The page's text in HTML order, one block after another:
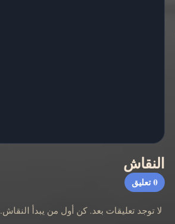
النقاش
0 تعليق
لا توجد تعليقات بعد. كن أول من يبدأ النقاش.